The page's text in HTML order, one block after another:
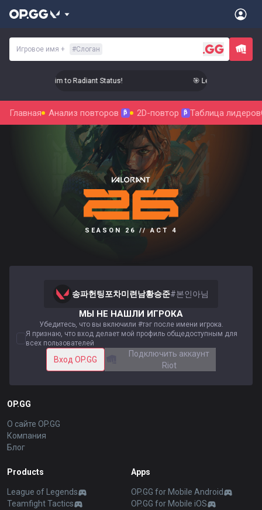
Игровое имя + #Слоган
Level Up Your Aim to Radiant Status! 🎯 Level Up Your Aim
Главная Анализ повторов β 2D-повтор β Таблица лидеров
SEASON 26 // ACT 4
송파헌팅포차미련남황승준#본인아님
МЫ НЕ НАШЛИ ИГРОКА
Убедитесь, что вы включили #тэг после имени игрока.
Я признаю, что вход делает мой профиль общедоступным для
всех пользователей
Вход OP.GG
Подключить аккаунт
Riot
OP.GG
О сайте OP.GG
Компания
Блог
Products
League of Legends
Teamfight Tactics
Apps
OP.GG for Mobile Android
OP.GG for Mobile iOS